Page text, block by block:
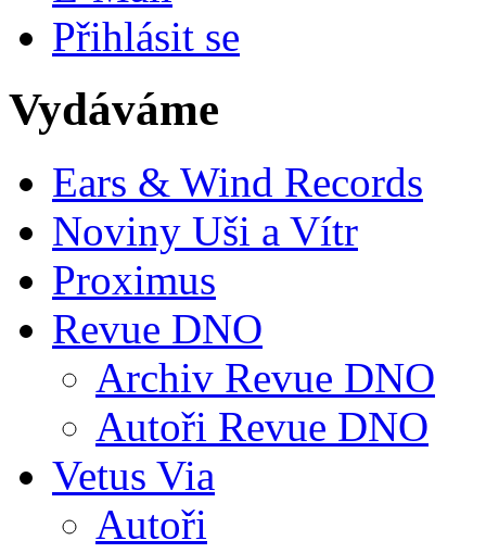
Přihlásit se
Vydáváme
Ears & Wind Records
Noviny Uši a Vítr
Proximus
Revue DNO
Archiv Revue DNO
Autoři Revue DNO
Vetus Via
Autoři